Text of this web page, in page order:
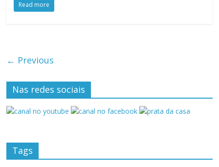
Read more
← Previous
Nas redes sociais
Tags